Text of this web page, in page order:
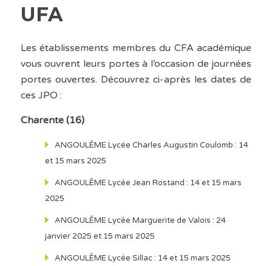
UFA
Les établissements membres du CFA académique
vous ouvrent leurs portes à l’occasion de journées
portes ouvertes. Découvrez ci-après les dates de
ces JPO :
Charente (16)
ANGOULÊME Lycée Charles Augustin Coulomb : 14
et 15 mars 2025
ANGOULÊME Lycée Jean Rostand : 14 et 15 mars
2025
ANGOULÊME Lycée Marguerite de Valois : 24
janvier 2025 et 15 mars 2025
ANGOULÊME Lycée Sillac : 14 et 15 mars 2025